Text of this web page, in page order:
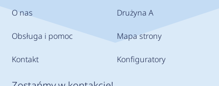
O nas
Obsługa i pomoc
Kontakt
Drużyna A
Mapa strony
Konfiguratory